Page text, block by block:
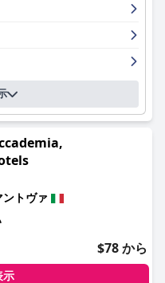
れたてのコーヒーなど、そ
好評です。スタッフのきめ
食の体験を向上させていま
ョンが限られていることに
す。多くのゲストは、必要
潔な宿泊施設に感謝してい
報告する人もいます。歴史
具はやや時代遅れです。ホ
が、一貫性のなさが指摘さ
Dei Gonzaga,
フレンドリーさ、プロ意
ゲストのポジティブな体験
ッフメンバーは、その卓越
ます。
ントヴァ
$78 から
示